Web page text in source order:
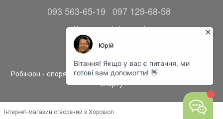
093 563-65-19 097 129-68-58
Контактна інформація
Повна версія сайту
© 2014—2026
Робінзон - спорядження, одяг та аксесуари для туризму та
спорту
Інтернет-магазин створений з Хорошоп